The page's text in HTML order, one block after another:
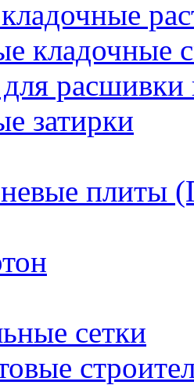
кладочные
затирки
плиты
сетки